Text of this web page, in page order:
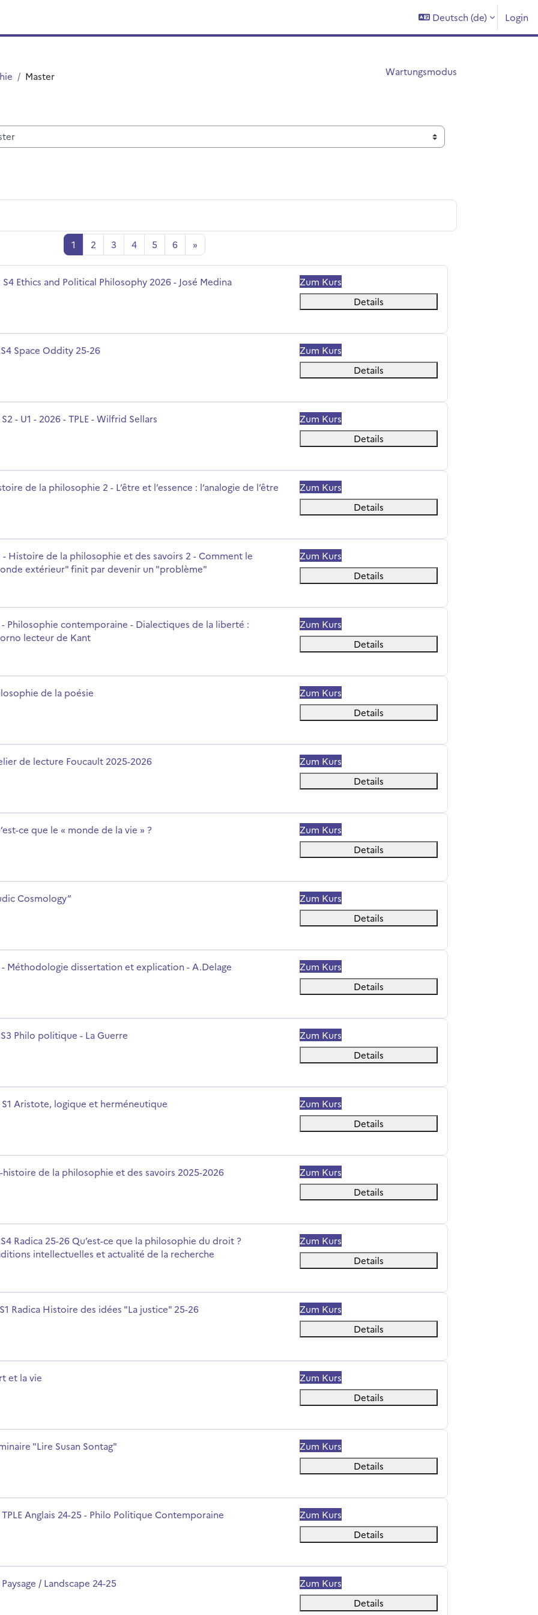
Deutsch ‎(de)‎ Login
Master Wartungsmodus
1 Seite 1
2 Seite 2
3 Seite 3
4Seite 4
5 Seite 5
6Seite 6
»
- José Medina
S4 Ethics and Political Philosophy 2026 - José Medina
Zum Kurs
Details
Space Oddity 25-26
Zum Kurs
Details
S2 - U1 - 2026 - TPLE - Wilfrid Sellars
Zum Kurs
Details
: l’analogie de l’être
de la philosophie 2 - L’être et l’essence : l’analogie de l’être
Zum Kurs
Details
2 - Comment le "monde extérieur" finit par devenir un "problème"
- Histoire de la philosophie et des savoirs 2 - Comment le
extérieur" finit par devenir un "problème"
Zum Kurs
Details
de la liberté : Adorno lecteur de Kant
- Philosophie contemporaine - Dialectiques de la liberté :
lecteur de Kant
Zum Kurs
Details
de la poésie
Zum Kurs
Details
de lecture Foucault 2025-2026
Zum Kurs
Details
ce que le « monde de la vie » ?
Zum Kurs
Details
Cosmology”
Zum Kurs
Details
- A.Delage
- Méthodologie dissertation et explication - A.Delage
Zum Kurs
Details
Philo politique - La Guerre
Zum Kurs
Details
S1 Aristote, logique et herméneutique
Zum Kurs
Details
2025-2026
histoire de la philosophie et des savoirs 2025-2026
Zum Kurs
Details
du droit ? Traditions intellectuelles et actualité de la recherche
Radica 25-26 Qu’est-ce que la philosophie du droit ?
intellectuelles et actualité de la recherche
Zum Kurs
Details
25-26
Radica Histoire des idées "La justice" 25-26
Zum Kurs
Details
et la vie
Zum Kurs
Details
"Lire Susan Sontag"
Zum Kurs
Details
TPLE Anglais 24-25 - Philo Politique Contemporaine
Zum Kurs
Details
Paysage / Landscape 24-25
Zum Kurs
Details